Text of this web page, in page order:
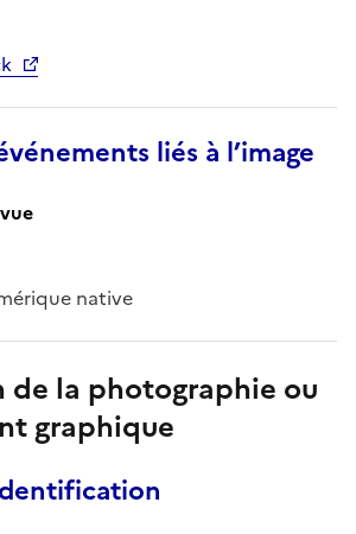
liés à l’image
native
de la photographie ou
graphique